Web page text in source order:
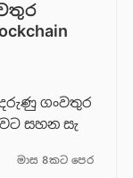
දරුණු ගංවතුර
සහන සැ
මාස 8කට පෙර